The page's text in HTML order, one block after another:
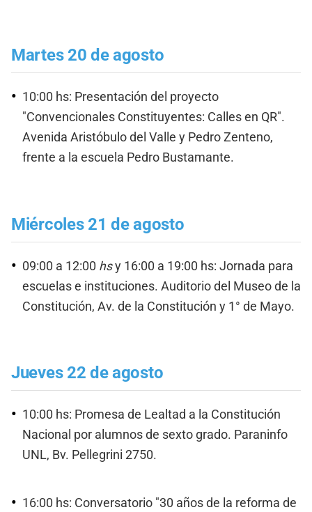
Martes 20 de agosto
10:00 hs: Presentación del proyecto
"Convencionales Constituyentes: Calles en QR".
Avenida Aristóbulo del Valle y Pedro Zenteno,
frente a la escuela Pedro Bustamante.
Miércoles 21 de agosto
09:00 a 12:00 hsy 16:00 a 19:00 hs: Jornada para
escuelas e instituciones. Auditorio del Museo de la
Constitución, Av. de la Constitución y 1° de Mayo.
Jueves 22 de agosto
10:00 hs: Promesa de Lealtad a la Constitución
Nacional por alumnos de sexto grado. Paraninfo
UNL, Bv. Pellegrini 2750.
16:00 hs: Conversatorio "30 años de la reforma de